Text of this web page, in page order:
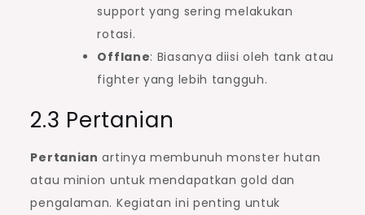
support yang sering melakukan
rotasi.
Offlane: Biasanya diisi oleh tank atau
fighter yang lebih tangguh.
2.3 Pertanian
Pertanian artinya membunuh monster hutan
atau minion untuk mendapatkan gold dan
pengalaman. Kegiatan ini penting untuk